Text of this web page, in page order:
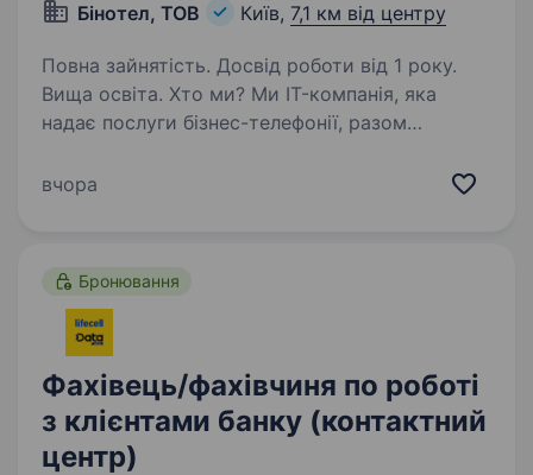
Бінотел, ТОВ Київ, 7,1 км від центру
Повна зайнятість. Досвід роботи від 1 року.
Вища освіта. Хто ми? Ми IT-компанія, яка
надає послуги бізнес-телефонії, разом
підвищення продажів та рівня клієнтського
вчора
Бронювання
Фахівець/фахівчиня по роботі
з клієнтами банку (контактний
центр)